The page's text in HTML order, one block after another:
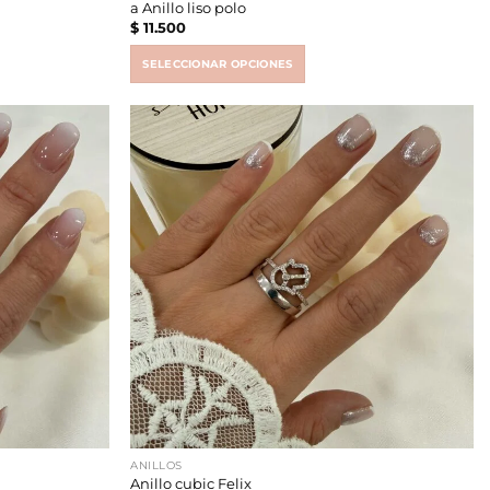
a Anillo liso polo
$ 11.500
SELECCIONAR OPCIONES
product
has
multiple
variants.
The
options
may
be
chosen
on
the
product
page
ANILLOS
Anillo cubic Felix